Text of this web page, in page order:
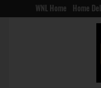
WNL Home Home